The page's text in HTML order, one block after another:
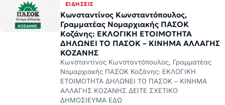
ΕΙΔΉΣΕΙΣ
Κωνσταντίνος Κωνσταντόπουλος,
Γραμματέας Νομαρχιακής ΠΑΣΟΚ
Κοζάνης: ΕΚΛΟΓΙΚΗ ΕΤΟΙΜΟΤΗΤΑ
ΔΗΛΩΝΕΙ ΤΟ ΠΑΣΟΚ – ΚΙΝΗΜΑ ΑΛΛΑΓΗΣ
ΚΟΖΑΝΗΣ
Κωνσταντίνος Κωνσταντόπουλος, Γραμματέας
Νομαρχιακής ΠΑΣΟΚ Κοζάνης: ΕΚΛΟΓΙΚΗ
ΕΤΟΙΜΟΤΗΤΑ ΔΗΛΩΝΕΙ ΤΟ ΠΑΣΟΚ – ΚΙΝΗΜΑ
ΑΛΛΑΓΗΣ ΚΟΖΑΝΗΣ ΔΕΙΤΕ ΣΧΕΤΙΚΟ
ΔΗΜΟΣΙΕΥΜΑ ΕΔΩ